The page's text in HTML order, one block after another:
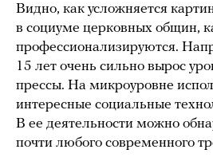
Видно, как усложняется
в социуме церковных общин,
профессионализируются.
15 лет очень сильно вырос
прессы. На микроуровне
интересные социальные
В ее деятельности можно
почти любого современного